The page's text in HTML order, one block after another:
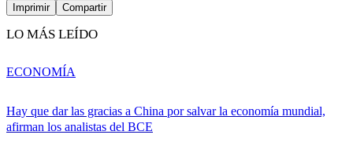
Imprimir Compartir
LO MÁS LEÍDO
Hay que dar las gracias a China por salvar la economía mundial,
afirman los analistas del BCE
ECONOMÍA